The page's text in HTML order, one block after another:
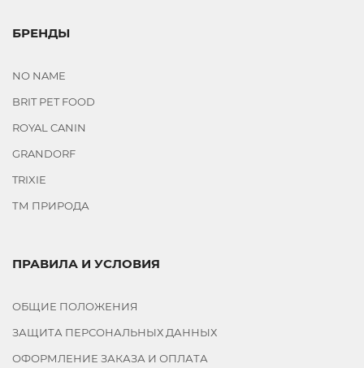
БРЕНДЫ
NO NAME
BRIT PET FOOD
ROYAL CANIN
GRANDORF
TRIXIE
ТМ ПРИРОДА
ПРАВИЛА И УСЛОВИЯ
ОБЩИЕ ПОЛОЖЕНИЯ
ЗАЩИТА ПЕРСОНАЛЬНЫХ ДАННЫХ
ОФОРМЛЕНИЕ ЗАКАЗА И ОПЛАТА